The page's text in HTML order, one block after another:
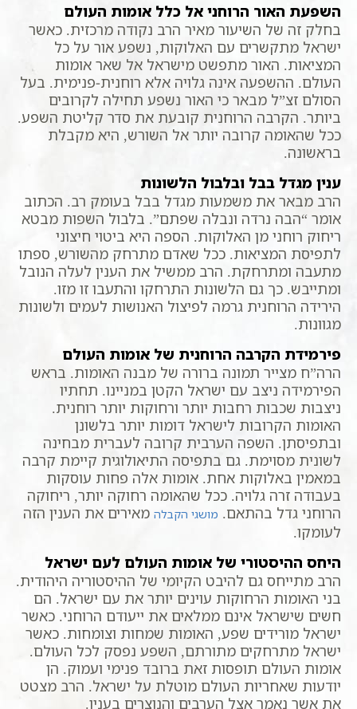
השפעת האור הרוחני אל כלל אומות העולם
בחלק זה של השיעור מאיר הרב נקודה מרכזית. כאשר
ישראל מתקשרים עם האלוקות, נשפע אור על כל
המציאות. האור מתפשט מישראל אל שאר אומות
העולם. ההשפעה אינה גלויה אלא רוחנית-פנימית. בעל
הסולם זצ”ל מבאר כי האור נשפע תחילה לקרובים
ביותר. הקרבה הרוחנית קובעת את סדר קליטת השפע.
ככל שהאומה קרובה יותר אל השורש, היא מקבלת
בראשונה.
ענין מגדל בבל ובלבול הלשונות
הרב מבאר את משמעות מגדל בבל בעומק רב. הכתוב
אומר “הבה נרדה ונבלה שפתם”. בלבול השפות מבטא
ריחוק רוחני מן האלוקות. הספה היא ביטוי חיצוני
לתפיסת המציאות. ככל שאדם מתרחק מהשורש, ספתו
מתעבה ומתרחקת. הרב ממשיל את הענין לעלה הנובל
ומתייבש. כך גם הלשונות התרחקו והתעבו זו מזו.
הירידה הרוחנית גרמה לפיצול האנושות לעמים ולשונות
מגוונות.
פירמידת הקרבה הרוחנית של אומות העולם
הרה”ח מצייר תמונה ברורה של מבנה האומות. בראש
הפירמידה ניצב עם ישראל הקטן במניינו. תחתיו
ניצבות שכבות רחבות יותר ורחוקות יותר רוחנית.
האומות הקרובות לישראל דומות יותר בלשונן
ובתפיסתן. השפה הערבית קרובה לעברית מבחינה
לשונית מסוימת. גם בתפיסה התיאולוגית קיימת קרבה
במאמין באלוקות אחת. אומות אלה פחות עוסקות
בעבודה זרה גלויה. ככל שהאומה רחוקה יותר, ריחוקה
הרוחני גדל בהתאם. מושגי הקבלה מאירים את הענין הזה
לעומקו.
היחס ההיסטורי של אומות העולם לעם ישראל
הרב מתייחס גם להיבט הקיומי של ההיסטוריה היהודית.
בני האומות הרחוקות עוינים יותר את עם ישראל. הם
חשים שישראל אינם ממלאים את ייעודם הרוחני. כאשר
ישראל מורידים שפע, האומות שמחות וצומחות. כאשר
ישראל מתרחקים מתורתם, השפע נפסק לכל העולם.
אומות העולם תופסות זאת ברובד פנימי ועמוק. הן
יודעות שאחריות העולם מוטלת על ישראל. הרב מצטט
את אשר נאמר אצל הערבים והנוצרים בענין.